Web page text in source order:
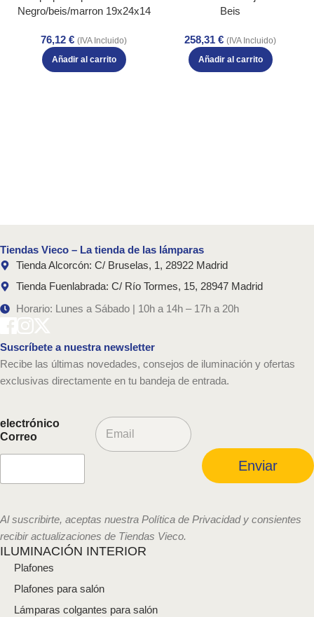
Negro/beis/marron 19x24x14
76,12 € (IVA Incluido)
Añadir al carrito
Beis
258,31 € (IVA Incluido)
Añadir al carrito
Tiendas Vieco – La tienda de las lámparas
Tienda Alcorcón: C/ Bruselas, 1, 28922 Madrid
Tienda Fuenlabrada: C/ Río Tormes, 15, 28947 Madrid
Horario: Lunes a Sábado | 10h a 14h – 17h a 20h
Suscríbete a nuestra newsletter
Recibe las últimas novedades, consejos de iluminación y ofertas
exclusivas directamente en tu bandeja de entrada.
electrónico
Correo
C
o
l
c
t
ó
n
i
Enviar
Al suscribirte, aceptas nuestra Política de Privacidad y consientes
recibir actualizaciones de Tiendas Vieco.
ILUMINACIÓN INTERIOR
Plafones
Plafones para salón
Lámparas colgantes para salón